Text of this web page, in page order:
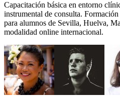
Capacitación básica en entorno
instrumental de consulta. Formación
para alumnos de Sevilla, Huelva,
modalidad online internacional.